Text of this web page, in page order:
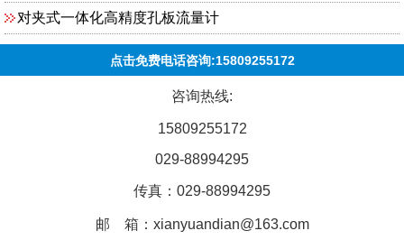
对夹式一体化高精度孔板流量计
点击免费电话咨询:15809255172
咨询热线:
15809255172
029-88994295
传真：029-88994295
邮 箱：xianyuandian@163.com